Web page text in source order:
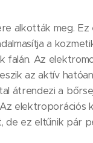
alkották meg. Ez
a
Az
az aktív
átrendezi a
elektroporációs
de ez eltűnik pár